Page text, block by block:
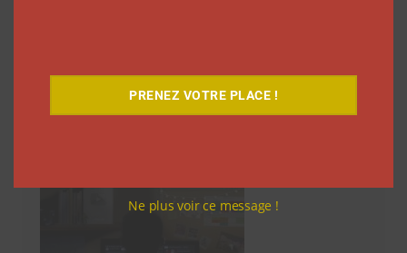
Découvrez notre documentaire
PRENEZ VOTRE PLACE !
Ne plus voir ce message !